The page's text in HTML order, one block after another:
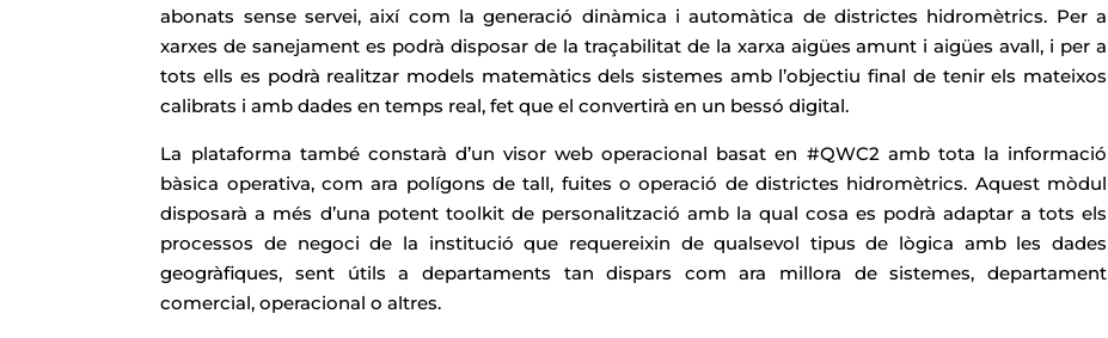
abonats sense servei, així com la generació dinàmica i automàtica de districtes hidromètrics. Per a
xarxes de sanejament es podrà disposar de la traçabilitat de la xarxa aigües amunt i aigües avall, i per a
tots ells es podrà realitzar models matemàtics dels sistemes amb l’objectiu final de tenir els mateixos
calibrats i amb dades en temps real, fet que el convertirà en un bessó digital.
La plataforma també constarà d’un visor web operacional basat en #QWC2 amb tota la informació
bàsica operativa, com ara polígons de tall, fuites o operació de districtes hidromètrics. Aquest mòdul
disposarà a més d’una potent toolkit de personalització amb la qual cosa es podrà adaptar a tots els
processos de negoci de la institució que requereixin de qualsevol tipus de lògica amb les dades
geogràfiques, sent útils a departaments tan dispars com ara millora de sistemes, departament
comercial, operacional o altres.